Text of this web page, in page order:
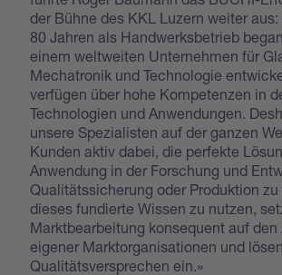
der Bühne des KKL Luzern weiter aus:
80 Jahren als Handwerksbetrieb
einem weltweiten Unternehmen für
Mechatronik und Technologie
verfügen über hohe Kompetenzen in
Technologien und Anwendungen.
unsere Spezialisten auf der ganzen
Kunden aktiv dabei, die perfekte
Anwendung in der Forschung und
Qualitätssicherung oder Produktion zu
dieses fundierte Wissen zu nutzen,
Marktbearbeitung konsequent auf den
eigener Marktorganisationen und
Qualitätsversprechen ein.»